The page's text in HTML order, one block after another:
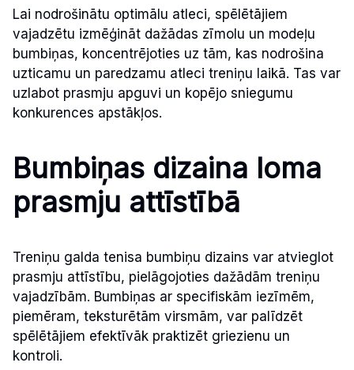
Lai nodrošinātu optimālu atleci, spēlētājiem
vajadzētu izmēģināt dažādas zīmolu un modeļu
bumbiņas, koncentrējoties uz tām, kas nodrošina
uzticamu un paredzamu atleci treniņu laikā. Tas var
uzlabot prasmju apguvi un kopējo sniegumu
konkurences apstākļos.
Bumbiņas dizaina loma
prasmju attīstībā
Treniņu galda tenisa bumbiņu dizains var atvieglot
prasmju attīstību, pielāgojoties dažādām treniņu
vajadzībām. Bumbiņas ar specifiskām iezīmēm,
piemēram, teksturētām virsmām, var palīdzēt
spēlētājiem efektīvāk praktizēt griezienu un
kontroli.